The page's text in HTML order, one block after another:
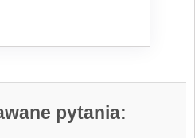
pytania: